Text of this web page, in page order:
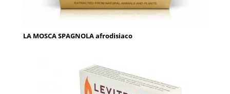
LA MOSCA SPAGNOLA afrodisiaco